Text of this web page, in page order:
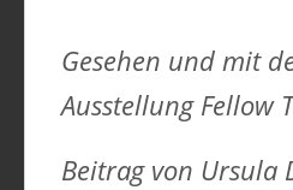
Gesehen und mit
Ausstellung Fellow
Beitrag von Ursula